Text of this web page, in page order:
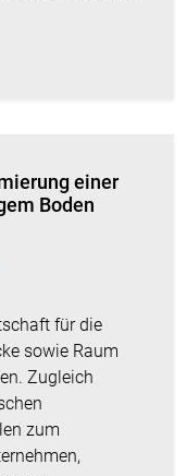
einer
Boden
für die
sowie Raum
Zugleich
zum